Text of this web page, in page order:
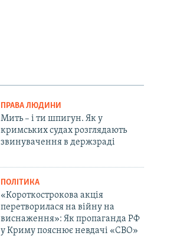
ПРАВА ЛЮДИНИ
Мить – і ти шпигун. Як у
кримських судах розглядають
звинувачення в держзраді
ПОЛІТИКА
«Короткострокова акція
перетворилася на війну на
виснаження»: Як пропаганда РФ
у Криму пояснює невдачі «СВО»